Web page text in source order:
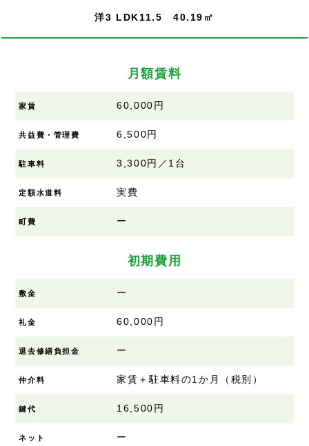
洋3 LDK11.5 40.19㎡
月額賃料
家賃 60,000円
共益費・管理費 6,500円
駐車料 3,300円／1台
定額水道料 実費
町費 ー
初期費用
敷金 ー
礼金 60,000円
退去修繕負担金 ー
仲介料 家賃＋駐車料の1か月（税別）
鍵代 16,500円
ネット ー